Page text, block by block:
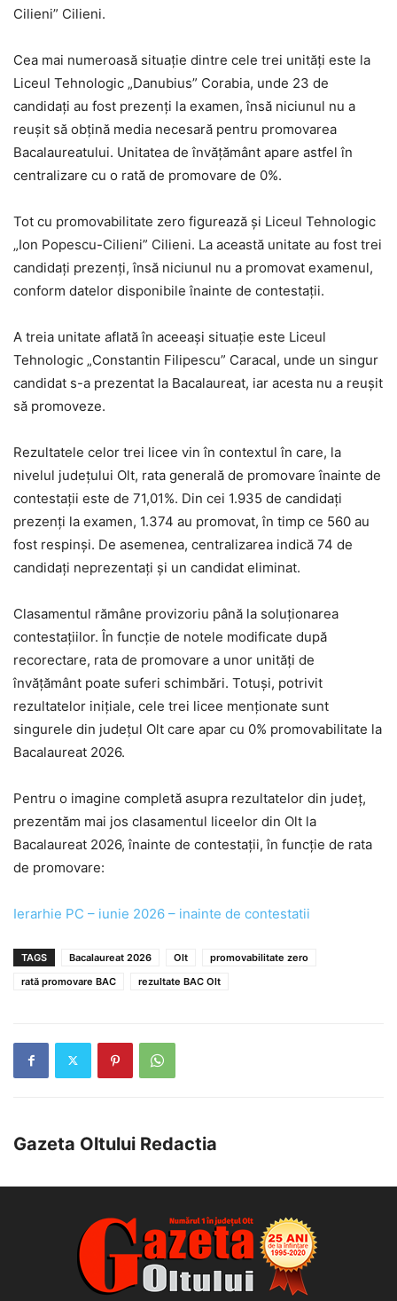
Cilieni” Cilieni.
Cea mai numeroasă situație dintre cele trei unități este la
Liceul Tehnologic „Danubius” Corabia, unde 23 de
candidați au fost prezenți la examen, însă niciunul nu a
reușit să obțină media necesară pentru promovarea
Bacalaureatului. Unitatea de învățământ apare astfel în
centralizare cu o rată de promovare de 0%.
Tot cu promovabilitate zero figurează și Liceul Tehnologic
„Ion Popescu-Cilieni” Cilieni. La această unitate au fost trei
candidați prezenți, însă niciunul nu a promovat examenul,
conform datelor disponibile înainte de contestații.
A treia unitate aflată în aceeași situație este Liceul
Tehnologic „Constantin Filipescu” Caracal, unde un singur
candidat s-a prezentat la Bacalaureat, iar acesta nu a reușit
să promoveze.
Rezultatele celor trei licee vin în contextul în care, la
nivelul județului Olt, rata generală de promovare înainte de
contestații este de 71,01%. Din cei 1.935 de candidați
prezenți la examen, 1.374 au promovat, în timp ce 560 au
fost respinși. De asemenea, centralizarea indică 74 de
candidați neprezentați și un candidat eliminat.
Clasamentul rămâne provizoriu până la soluționarea
contestațiilor. În funcție de notele modificate după
recorectare, rata de promovare a unor unități de
învățământ poate suferi schimbări. Totuși, potrivit
rezultatelor inițiale, cele trei licee menționate sunt
singurele din județul Olt care apar cu 0% promovabilitate la
Bacalaureat 2026.
Pentru o imagine completă asupra rezultatelor din județ,
prezentăm mai jos clasamentul liceelor din Olt la
Bacalaureat 2026, înainte de contestații, în funcție de rata
de promovare:
Ierarhie PC – iunie 2026 – inainte de contestatii
TAGS Bacalaureat 2026 Olt
promovabilitate zero
rată promovare BAC
rezultate BAC Olt
Gazeta Oltului Redactia